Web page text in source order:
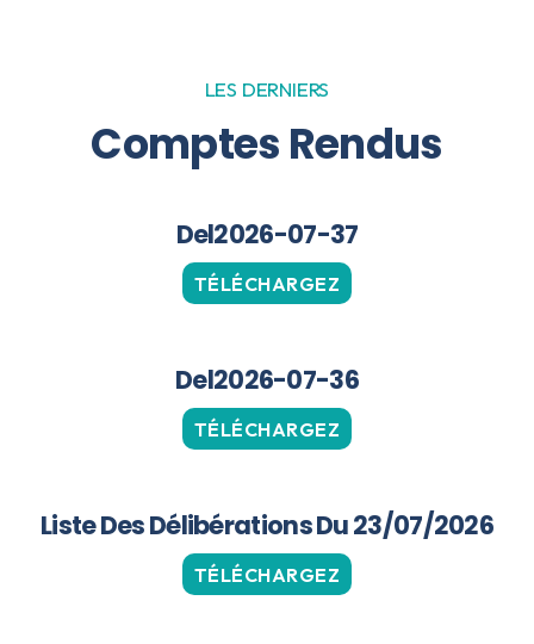
LES DERNIERS
Comptes Rendus
Del2026-07-37
TÉLÉCHARGEZ
Del2026-07-36
TÉLÉCHARGEZ
Liste Des Délibérations Du 23/07/2026
TÉLÉCHARGEZ